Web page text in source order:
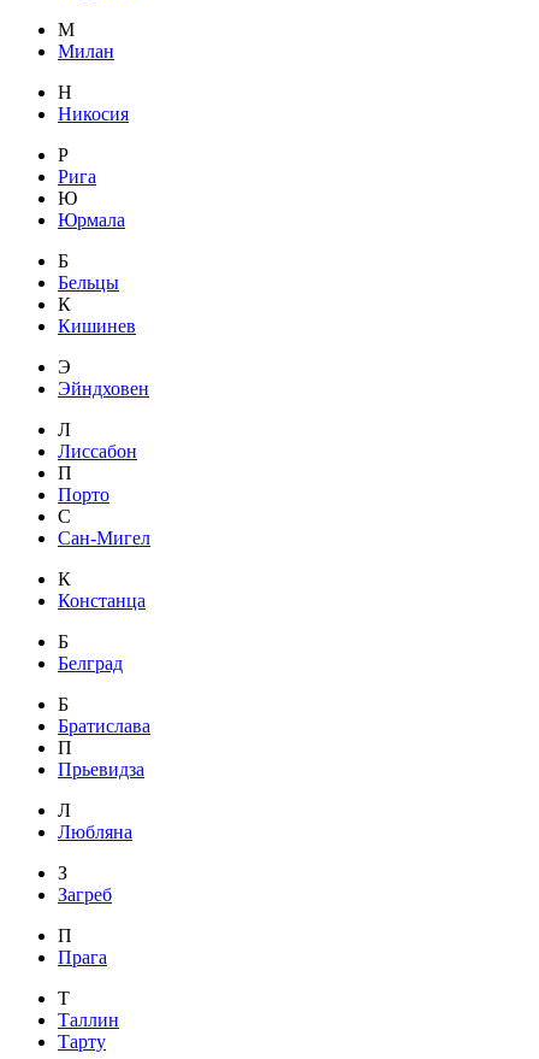
М
Милан
Н
Никосия
Р
Рига
Ю
Юрмала
Б
Бельцы
К
Кишинев
Э
Эйндховен
Л
Лиссабон
П
Порто
С
Сан-Мигел
К
Констанца
Б
Белград
Б
Братислава
П
Прьевидза
Л
Любляна
З
Загреб
П
Прага
Т
Таллин
Тарту